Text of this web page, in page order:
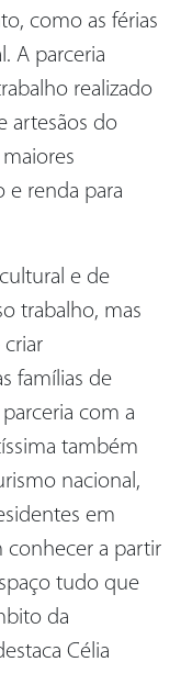
como as férias
A parceria
realizado
artesãos do
e renda para
e de
trabalho, mas
famílias de
com a
também
nacional,
em
conhecer a partir
tudo que
da
Célia